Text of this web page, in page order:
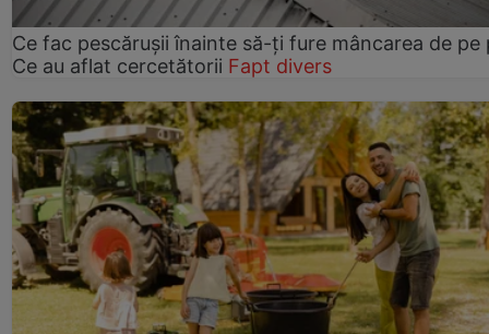
Ce fac pescărușii înainte să-ți fure mâncarea de pe
Ce au aflat cercetătorii Fapt divers